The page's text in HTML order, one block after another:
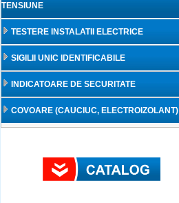
TENSIUNE
TESTERE INSTALATII ELECTRICE
SIGILII UNIC IDENTIFICABILE
INDICATOARE DE SECURITATE
COVOARE (CAUCIUC, ELECTROIZOLANT)